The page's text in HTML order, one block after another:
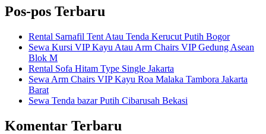
Pos-pos Terbaru
Rental Sarnafil Tent Atau Tenda Kerucut Putih Bogor
Sewa Kursi VIP Kayu Atau Arm Chairs VIP Gedung Asean
Blok M
Rental Sofa Hitam Type Single Jakarta
Sewa Arm Chairs VIP Kayu Roa Malaka Tambora Jakarta
Barat
Sewa Tenda bazar Putih Cibarusah Bekasi
Komentar Terbaru